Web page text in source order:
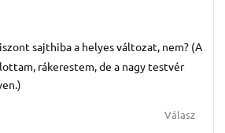
sajthiba a helyes változat, nem? (A
rákerestem, de a nagy testvér
Válasz